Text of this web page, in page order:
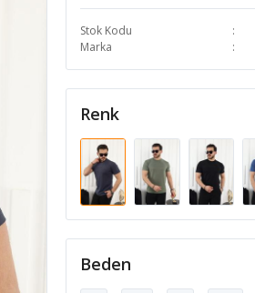
Stok Kodu
Marka
Renk
Beden